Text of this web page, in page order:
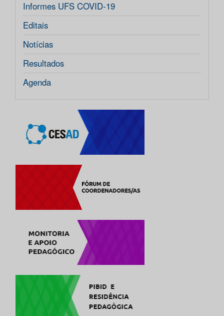
Informes UFS COVID-19
Editais
Notícias
Resultados
Agenda